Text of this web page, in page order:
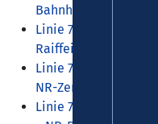
Bahnhof
Linie 74: SWN – NR-
Raiffeisenring –
Linie 75: Rodenbach
NR-Zentrum
Linie 76: Gladbach –